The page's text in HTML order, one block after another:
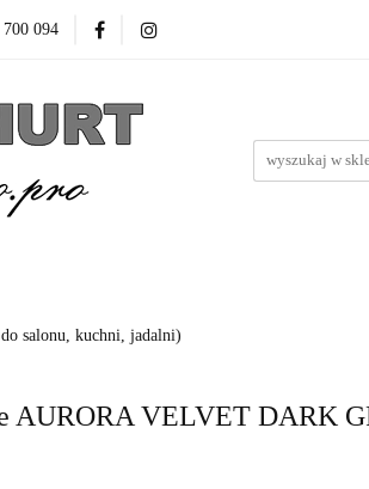
700 094
Fotele obrotowe
Kontakt Dane do przelewu
do salonu, kuchni, jadalni)
AURORA VELVET DARK